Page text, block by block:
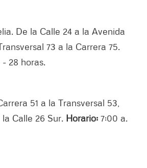
De la Calle 24 a la Avenida
73 a la Carrera 75.
28 horas.
51 a la Transversal 53,
Calle 26 Sur. Horario: 7:00 a.